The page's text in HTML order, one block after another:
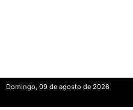
Domingo, 09 de agosto de 2026